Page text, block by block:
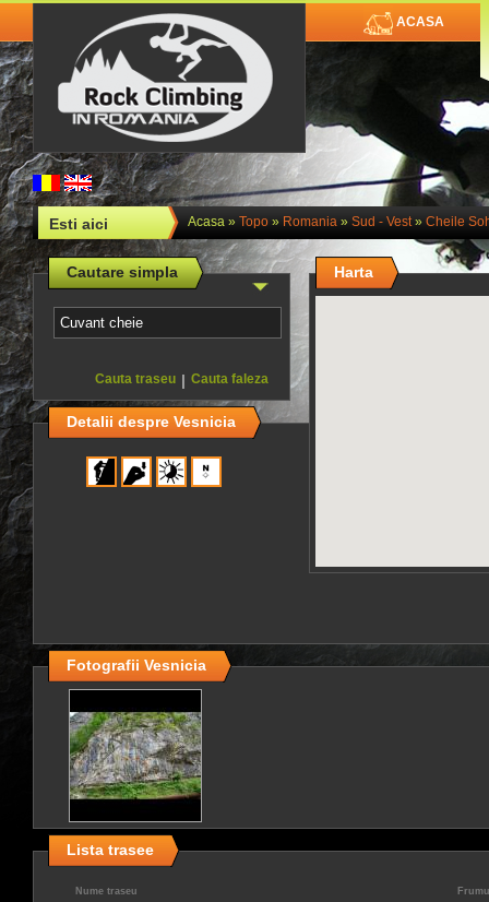
ACASA
Esti aici Acasa» Topo» Romania» Sud - Vest» Cheile
Cautare simpla
Cauta faleza
|
Cauta traseu
Harta
Detalii despre Vesnicia
Fotografii Vesnicia
Lista trasee
Nume traseu